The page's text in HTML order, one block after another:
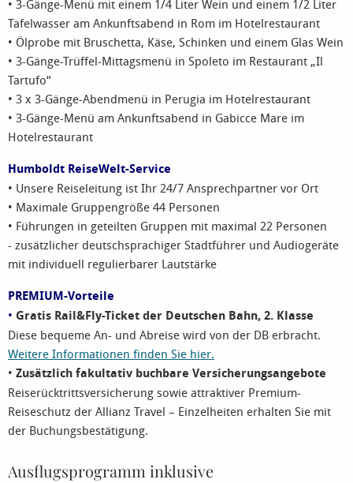
• 3-Gänge-Menü mit einem 1/4 Liter Wein und einem 1/2 Liter
Tafelwasser am Ankunftsabend in Rom im Hotelrestaurant
• Ölprobe mit Bruschetta, Käse, Schinken und einem Glas Wein
• 3-Gänge-Trüffel-Mittagsmenü in Spoleto im Restaurant „Il
Tartufo“
• 3 x 3-Gänge-Abendmenü in Perugia im Hotelrestaurant
• 3-Gänge-Menü am Ankunftsabend in Gabicce Mare im
Hotelrestaurant
Humboldt ReiseWelt-Service
• Unsere Reiseleitung ist Ihr 24/7 Ansprechpartner vor Ort
• Maximale Gruppengröße 44 Personen
• Führungen in geteilten Gruppen mit maximal 22 Personen
- zusätzlicher deutschsprachiger Stadtführer und Audiogeräte
mit individuell regulierbarer Lautstärke
PREMIUM-Vorteile
• Gratis Rail&Fly-Ticket der Deutschen Bahn, 2. Klasse
Diese bequeme An- und Abreise wird von der DB erbracht.
Weitere Informationen finden Sie hier.
• Zusätzlich fakultativ buchbare Versicherungsangebote
Reiserücktrittsversicherung sowie attraktiver Premium-
Reiseschutz der Allianz Travel – Einzelheiten erhalten Sie mit
der Buchungsbestätigung.
Ausflugsprogramm inklusive